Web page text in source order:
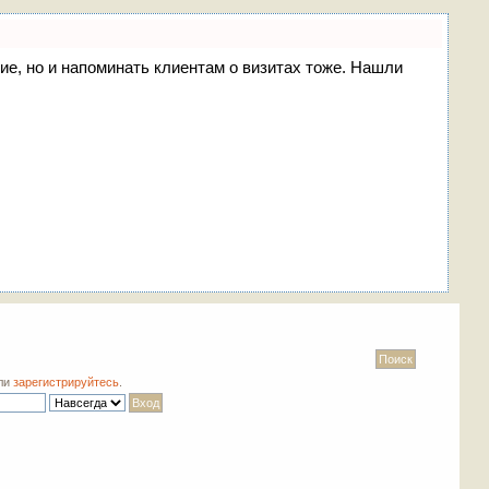
но и напоминать клиентам о визитах тоже. Нашли
зарегистрируйтесь